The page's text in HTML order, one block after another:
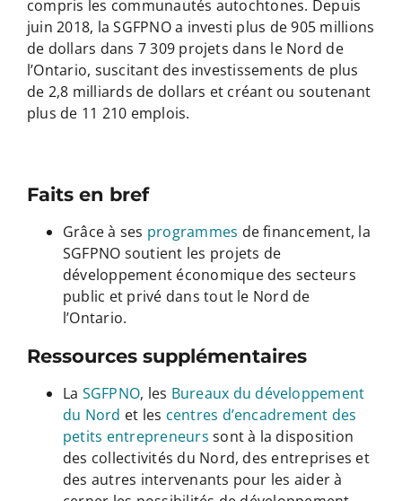
compris les communautés autochtones. Depuis
juin 2018, la SGFPNO a investi plus de 905 millions
de dollars dans 7 309 projets dans le Nord de
l’Ontario, suscitant des investissements de plus
de 2,8 milliards de dollars et créant ou soutenant
plus de 11 210 emplois.
Faits en bref
Grâce à ses programmes de financement, la
SGFPNO soutient les projets de
développement économique des secteurs
public et privé dans tout le Nord de
l’Ontario.
Ressources supplémentaires
La SGFPNO, les Bureaux du développement
du Nord et les centres d’encadrement des
petits entrepreneurs sont à la disposition
des collectivités du Nord, des entreprises et
des autres intervenants pour les aider à